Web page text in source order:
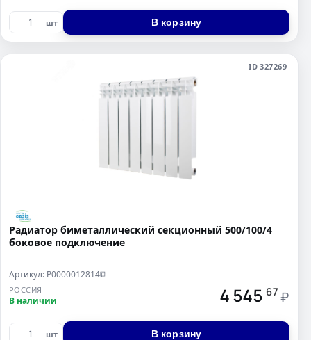
шт В корзину
ID 327269
Радиатор биметаллический секционный 500/100/4
боковое подключение
Артикул: Р0000012814⧉
РОССИЯ
В наличии 4 545 67 ₽
шт В корзину